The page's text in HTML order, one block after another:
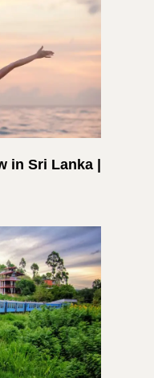
in Sri Lanka |